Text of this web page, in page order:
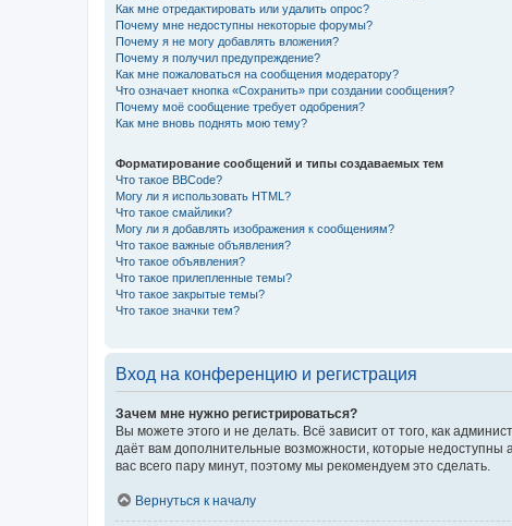
Как мне отредактировать или удалить опрос?
Почему мне недоступны некоторые форумы?
Почему я не могу добавлять вложения?
Почему я получил предупреждение?
Как мне пожаловаться на сообщения модератору?
Что означает кнопка «Сохранить» при создании сообщения?
Почему моё сообщение требует одобрения?
Как мне вновь поднять мою тему?
Форматирование сообщений и типы создаваемых тем
Что такое BBCode?
Могу ли я использовать HTML?
Что такое смайлики?
Могу ли я добавлять изображения к сообщениям?
Что такое важные объявления?
Что такое объявления?
Что такое прилепленные темы?
Что такое закрытые темы?
Что такое значки тем?
Вход на конференцию и регистрация
Зачем мне нужно регистрироваться?
Вы можете этого и не делать. Всё зависит от того, как
даёт вам дополнительные возможности, которые недоступны
вас всего пару минут, поэтому мы рекомендуем это сделать.
Вернуться к началу